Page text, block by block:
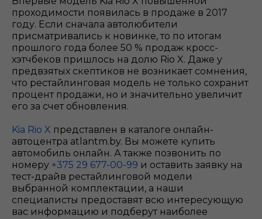
проходимости появилась в продаже в 2017
году. Если сначала автолюбители
присматривались к новинке, то по итогам
прошлого года более 50 % продаж кросс-
хэтчбеков пришлось на долю Rio X. Даже у
предвзятых скептиков не возникает сомнения,
что рестайлинговая модель не только сохранит
процент продажи, но и значительно увеличит
его за счет обновления.
Kia Rio X представлен в каталоге онлайн-
автоцентра atlantm.by. Вы можете купить
автомобиль онлайн. А также позвонить по
номеру +375 29 677-00-99 и оставить заявку на
тест-драйв рестайлинговой модели
выбранной комплектации, а наши
специалисты предоставят всю интересующую
вас информацию и подберут наиболее